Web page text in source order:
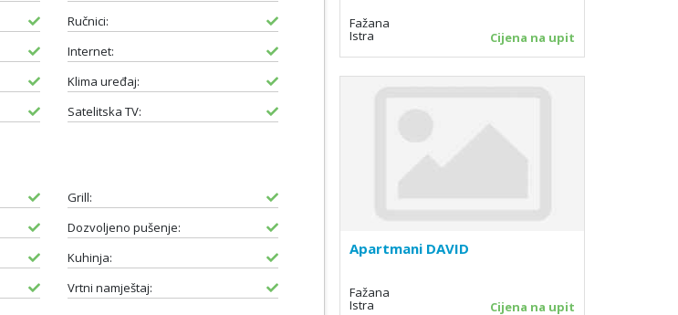
Ručnici:
Internet:
Klima uređaj:
Satelitska TV:
Grill:
Dozvoljeno pušenje:
Kuhinja:
Vrtni namještaj:
Fažana
Istra Cijena na upit
Apartmani DAVID
Fažana
Istra Cijena na upit